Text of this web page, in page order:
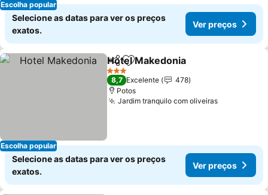
Escolha popular
Selecione as datas para ver os preços
exatos.
Ver preços
Escolha popular
PartilharAdicionar aos favoritos
Hotel Makedonia
3 Estrelas
8,7 Excelente
478
Potos
Jardim tranquilo com oliveiras
Selecione as datas para ver os preços
exatos.
Ver preços